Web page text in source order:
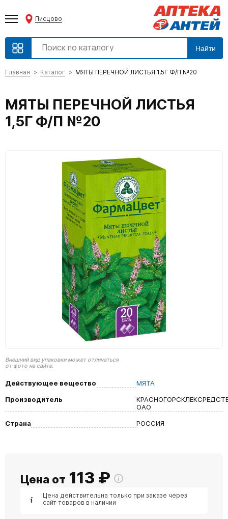
Писцово
Найти
Главная Каталог МЯТЫ ПЕРЕЧНОЙ ЛИСТЬЯ 1,5Г Ф/П №20
МЯТЫ ПЕРЕЧНОЙ ЛИСТЬЯ
1,5Г Ф/П №20
Внешний вид упаковки может отличаться
от фото на сайте.
Действующее вещество
МЯТА
Производитель
ОАО
Страна
РОССИЯ
Цена от 113 ₽
Цена действительна только при заказе через
сайт товаров в наличии